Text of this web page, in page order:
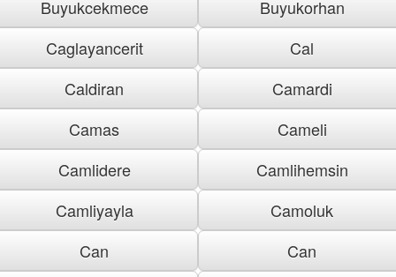
Buyukcekmece
Buyukorhan
Caglayancerit
Cal
Caldiran
Camardi
Camas
Cameli
Camlidere
Camlihemsin
Camliyayla
Camoluk
Can
Can